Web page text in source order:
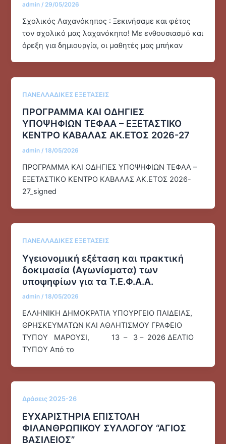
admin / 29/05/2026
Σχολικός Λαχανόκηπος : Ξεκινήσαμε και φέτος
τον σχολικό μας λαχανόκηπο! Με ενθουσιασμό και
όρεξη για δημιουργία, οι μαθητές μας μπήκαν
ΠΑΝΕΛΛΑΔΙΚΕΣ ΕΞΕΤΑΣΕΙΣ
ΠΡΟΓΡΑΜΜΑ ΚΑΙ ΟΔΗΓΙΕΣ
ΥΠΟΨΗΦΙΩΝ ΤΕΦΑΑ – ΕΞΕΤΑΣΤΙΚΟ
ΚΕΝΤΡΟ ΚΑΒΑΛΑΣ ΑΚ.ΕΤΟΣ 2026-27
admin/18/05/2026
ΠΡΟΓΡΑΜΜΑ ΚΑΙ ΟΔΗΓΙΕΣ ΥΠΟΨΗΦΙΩΝ ΤΕΦΑΑ –
ΕΞΕΤΑΣΤΙΚΟ ΚΕΝΤΡΟ ΚΑΒΑΛΑΣ ΑΚ.ΕΤΟΣ 2026-
27_signed
ΠΑΝΕΛΛΑΔΙΚΕΣ ΕΞΕΤΑΣΕΙΣ
Υγειονομική εξέταση και πρακτική
δοκιμασία (Αγωνίσματα) των
υποψηφίων για τα Τ.Ε.Φ.Α.Α.
admin/18/05/2026
ΕΛΛΗΝΙΚΗ ΔΗΜΟΚΡΑΤΙΑ ΥΠΟΥΡΓΕΙΟ ΠΑΙΔΕΙΑΣ,
ΘΡΗΣΚΕΥΜΑΤΩΝ ΚΑΙ ΑΘΛΗΤΙΣΜΟΥ ΓΡΑΦΕΙΟ
ΤΥΠΟΥ ΜΑΡΟΥΣΙ, 13 – 3 – 2026 ΔΕΛΤΙΟ
ΤΥΠΟΥ Από το
Δράσεις 2025-26
ΕΥΧΑΡΙΣΤΗΡΙΑ ΕΠΙΣΤΟΛΗ
ΦΙΛΑΝΘΡΩΠΙΚΟΥ ΣΥΛΛΟΓΟΥ “ΑΓΙΟΣ
ΒΑΣΙΛΕΙΟΣ”